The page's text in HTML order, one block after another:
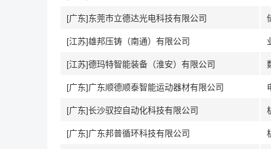
[广东]东莞市立德达光电科技有限公司
[江苏]雄邦压铸（南通）有限公司
[江苏]德玛特智能装备（淮安）有限公司
[广东]广东顺德顺泰智能运动器材有限公司
[广东]长沙驭控自动化科技有限公司
[广东]广东邦普循环科技有限公司